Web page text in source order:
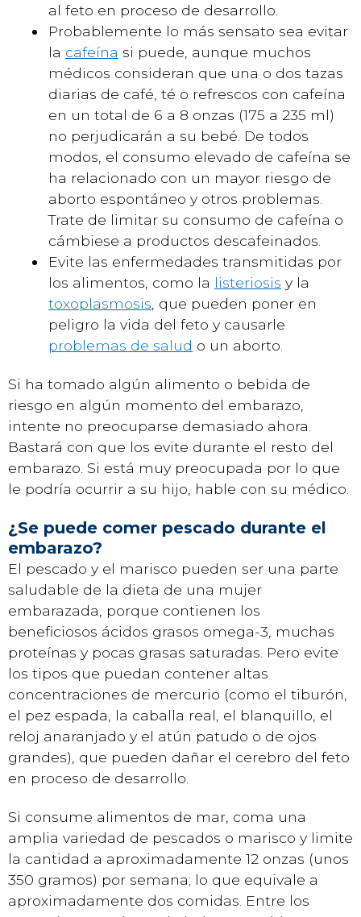
al feto en proceso de desarrollo.
Probablemente lo más sensato sea evitar
la cafeína si puede, aunque muchos
médicos consideran que una o dos tazas
diarias de café, té o refrescos con cafeína
en un total de 6 a 8 onzas (175 a 235 ml)
no perjudicarán a su bebé. De todos
modos, el consumo elevado de cafeína se
ha relacionado con un mayor riesgo de
aborto espontáneo y otros problemas.
Trate de limitar su consumo de cafeína o
cámbiese a productos descafeinados.
Evite las enfermedades transmitidas por
los alimentos, como la listeriosis y la
toxoplasmosis , que pueden poner en
peligro la vida del feto y causarle
problemas de salud o un aborto.
Si ha tomado algún alimento o bebida de
riesgo en algún momento del embarazo,
intente no preocuparse demasiado ahora.
Bastará con que los evite durante el resto del
embarazo. Si está muy preocupada por lo que
le podría ocurrir a su hijo, hable con su médico.
¿Se puede comer pescado durante el
embarazo?
El pescado y el marisco pueden ser una parte
saludable de la dieta de una mujer
embarazada, porque contienen los
beneficiosos ácidos grasos omega-3, muchas
proteínas y pocas grasas saturadas. Pero evite
los tipos que puedan contener altas
concentraciones de mercurio (como el tiburón,
el pez espada, la caballa real, el blanquillo, el
reloj anaranjado y el atún patudo o de ojos
grandes), que pueden dañar el cerebro del feto
en proceso de desarrollo.
Si consume alimentos de mar, coma una
amplia variedad de pescados o marisco y limite
la cantidad a aproximadamente 12 onzas (unos
350 gramos) por semana; lo que equivale a
aproximadamente dos comidas. Entre los